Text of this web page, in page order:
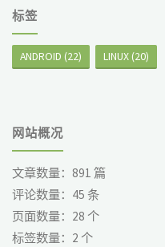
标签
ANDROID (22) LINUX (20)
网站概况
文章数量：891 篇
评论数量： 45 条
页面数量： 28 个
标签数量： 2 个